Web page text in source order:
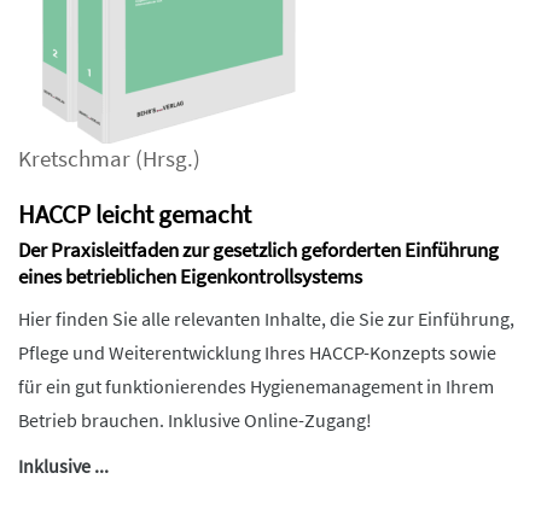
Kretschmar (Hrsg.)
HACCP leicht gemacht
Der Praxisleitfaden zur gesetzlich geforderten Einführung
eines betrieblichen Eigenkontrollsystems
Hier finden Sie alle relevanten Inhalte, die Sie zur Einführung,
Pflege und Weiterentwicklung Ihres HACCP-Konzepts sowie
für ein gut funktionierendes Hygienemanagement in Ihrem
Betrieb brauchen. Inklusive Online-Zugang!
Inklusive ...